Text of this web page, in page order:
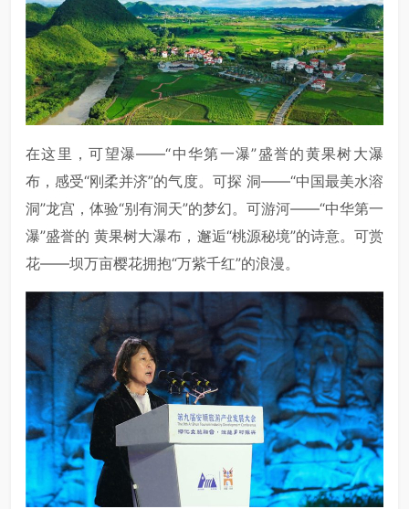
在这里，可望瀑——“中华第一瀑”盛誉的黄果树大瀑
布，感受“刚柔并济”的气度。可探 洞——“中国最美水溶
洞”龙宫，体验“别有洞天”的梦幻。可游河——“中华第一
瀑”盛誉的 黄果树大瀑布，邂逅“桃源秘境”的诗意。可赏
花——坝万亩樱花拥抱“万紫千红”的浪漫。